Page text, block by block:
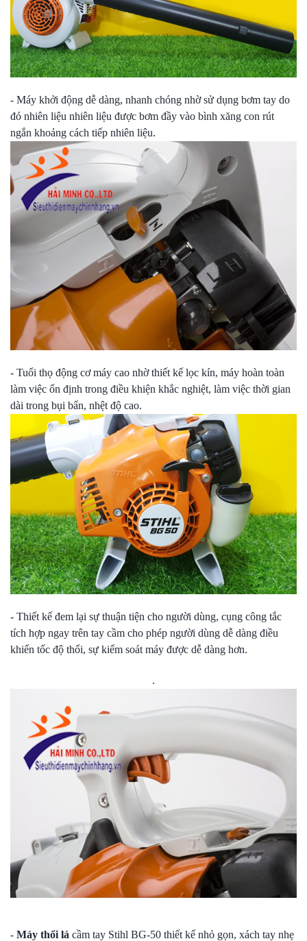
- Máy khởi động dễ dàng, nhanh chóng nhờ sử dụng bơm tay do
đó nhiên liệu nhiên liệu được bơm đầy vào bình xăng con rút
ngắn khoảng cách tiếp nhiên liệu.
- Tuổi thọ động cơ máy cao nhờ thiết kế lọc kín, máy hoàn toàn
làm việc ổn định trong điều khiện khắc nghiệt, làm việc thời gian
dài trong bụi bẩn, nhệt độ cao.
- Thiết kế đem lại sự thuận tiện cho người dùng, cụng công tắc
tích hợp ngay trên tay cầm cho phép người dùng dễ dàng điều
khiển tốc độ thổi, sự kiểm soát máy được dễ dàng hơn.
.
- Máy thổi lá cầm tay Stihl BG-50 thiết kế nhỏ gọn, xách tay nhẹ